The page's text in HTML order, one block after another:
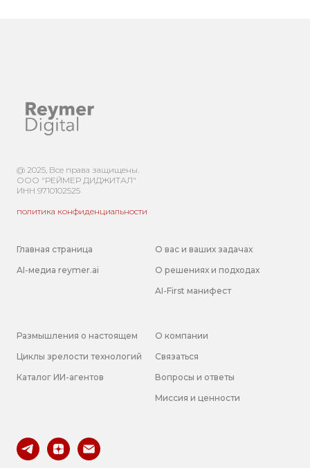
@ 2025, Все права защищены.
ООО "РЕЙМЕР ДИДЖИТАЛ"
ИНН 9710102525
политика конфиденциальности
Главная страница
AI-медиа reymer.ai
О вас и ваших задачах
О решениях и подходах
AI-First манифест
Размышления о настоящем
Циклы зрелости технологий
Каталог ИИ-агентов
О компании
Связаться
Вопросы и ответы
Миссия и ценности